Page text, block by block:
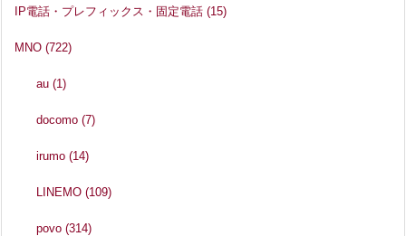
IP電話・プレフィックス・固定電話 (15)
MNO (722)
au(1)
docomo(7)
irumo(14)
LINEMO(109)
povo(314)